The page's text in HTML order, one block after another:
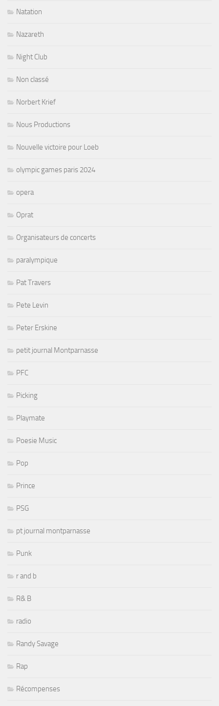
Natation
Nazareth
Night Club
Non classé
Norbert Krief
Nous Productions
Nouvelle victoire pour Loeb
olympic games paris 2024
opera
Oprat
Organisateurs de concerts
paralympique
Pat Travers
Pete Levin
Peter Erskine
petit journal Montparnasse
PFC
Picking
Playmate
Poesie Music
Pop
Prince
PSG
pt journal montparnasse
Punk
r and b
R& B
radio
Randy Savage
Rap
Récompenses